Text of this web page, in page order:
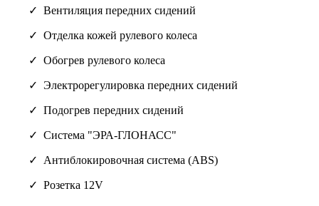
Вентиляция передних сидений
Отделка кожей рулевого колеса
Обогрев рулевого колеса
Электрорегулировка передних сидений
Подогрев передних сидений
Система "ЭРА-ГЛОНАСС"
Антиблокировочная система (ABS)
Розетка 12V